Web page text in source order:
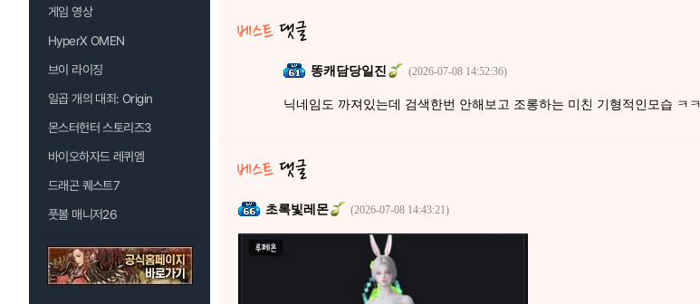
게임 영상
HyperX OMEN
브이 라이징
일곱 개의 대죄: Origin
몬스터헌터 스토리즈3
바이오하자드 레퀴엠
드래곤 퀘스트7
풋볼 매니저26
똥캐담당일진 (2026-07-08 14:52:36)
닉네임도 까져있는데 검색한번 안해보고 조롱하는 미친 기형적인모습 ㅋㅋ
초록빛레몬 (2026-07-08 14:43:21)